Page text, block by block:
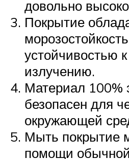
довольно
Покрытие
устойчивостью
излучению.
Материал 100%
безопасен для
окружающей
Мыть покрытие
помощи